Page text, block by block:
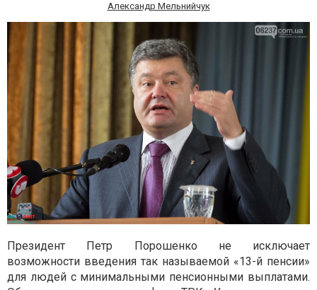
Александр Мельнийчук
Президент Петр Порошенко не исключает
возможности введения так называемой «13-й пенсии»
для людей с минимальными пенсионными выплатами.